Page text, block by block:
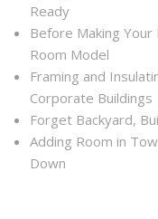
Ready
Before Making
Room Model
Framing and
Corporate Buildings
Forget Backyard,
Adding Room in
Down